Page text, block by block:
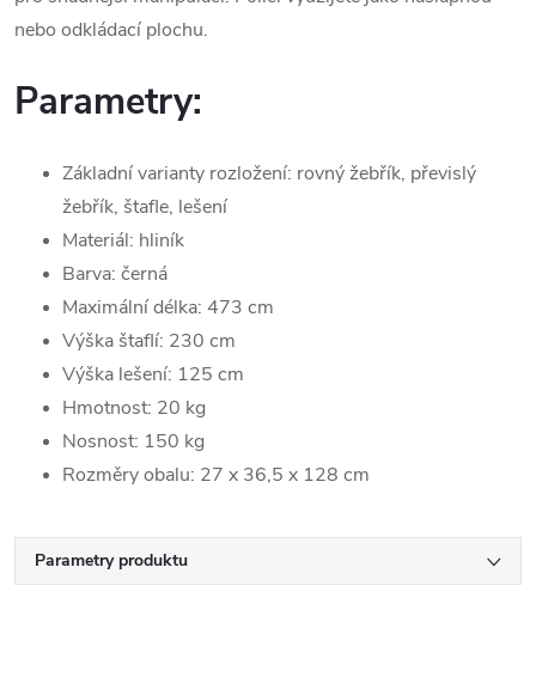
nebo odkládací plochu.
Parametry:
Základní varianty rozložení: rovný žebřík, převislý
žebřík, štafle, lešení
Materiál: hliník
Barva: černá
Maximální délka: 473 cm
Výška štaflí: 230 cm
Výška lešení: 125 cm
Hmotnost: 20 kg
Nosnost: 150 kg
Rozměry obalu: 27 x 36,5 x 128 cm
Parametry produktu